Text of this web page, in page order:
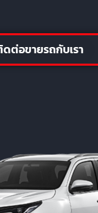
ต่อขายรถกับเรา